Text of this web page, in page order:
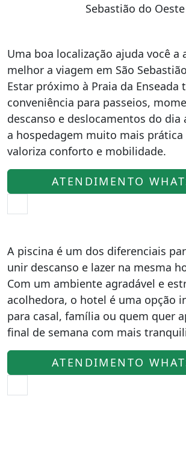
Sebastião do Oeste
Uma boa localização ajuda você a
melhor a viagem em São
Estar próximo à Praia da Enseada
conveniência para passeios,
descanso e deslocamentos do dia
a hospedagem muito mais prática
valoriza conforto e mobilidade.
ATENDIMENTO
A piscina é um dos diferenciais
unir descanso e lazer na mesma
Com um ambiente agradável e
acolhedora, o hotel é uma opção
para casal, família ou quem quer
final de semana com mais
ATENDIMENTO